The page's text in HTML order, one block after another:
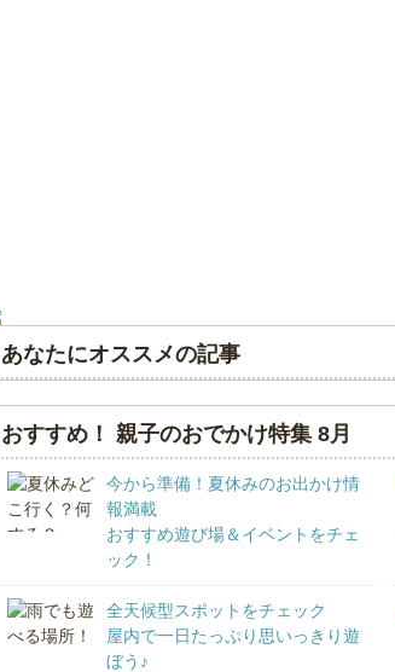
あなたにオススメの記事
おすすめ！ 親子のおでかけ特集 8月
今から準備！夏休みのお出かけ情
報満載
おすすめ遊び場＆イベントをチェ
ック！
全天候型スポットをチェック
屋内で一日たっぷり思いっきり遊
ぼう♪